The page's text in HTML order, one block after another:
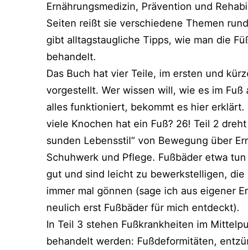
Ernährungsmedizin, Prävention und
Seiten reißt sie ver­schie­de­ne Themen
gibt all­tags­taug­li­che Tipps, wie man die
behandelt.
Das Buch hat vier Teile, im ers­ten und
vor­ge­stellt. Wer wis­sen will, wie es im Fuß
alles funk­tio­niert, bekommt es hier erklärt.
vie­le Knochen hat ein Fuß? 26! Teil 2
sun­den Lebensstil“ von Bewegung über
Schuhwerk und Pflege. Fußbäder etwa
gut und sind leicht zu bewerk­stel­li­gen, die
immer mal gön­nen (sage ich aus eige­ner
neu­lich erst Fußbäder für mich entdeckt).
In Teil 3 ste­hen Fußkrankheiten im
behan­delt wer­den: Fußdeformitäten,